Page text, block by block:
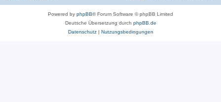
Powered by phpBB® Forum Software © phpBB Limited
Deutsche Übersetzung durch phpBB.de
Datenschutz| Nutzungsbedingungen